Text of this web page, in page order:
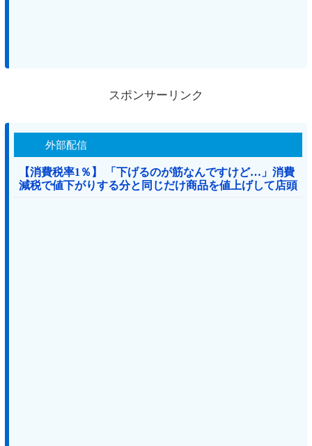
スポンサーリンク
外部配信
【消費税率1％】 「下げるのが筋なんですけど…」消費
減税で値下がりする分と同じだけ商品を値上げして店頭
価格を変えない店も